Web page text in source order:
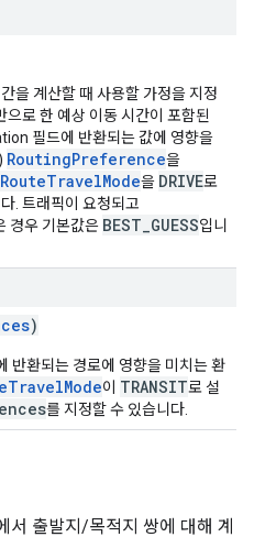
을 계산할 때 사용할 가정을 지정
로 한 예상 이동 시간이 포함된
필드에 반환되는 값에 영향을
RoutingPreference을
RouteTravelMode을 DRIVE로
. 트래픽이 요청되고
경우 기본값은 BEST_GUESS입니
)
반환되는 경로에 영향을 미치는 환
이 TRANSIT로 설
를 지정할 수 있습니다.
출발지/목적지 쌍에 대해 계